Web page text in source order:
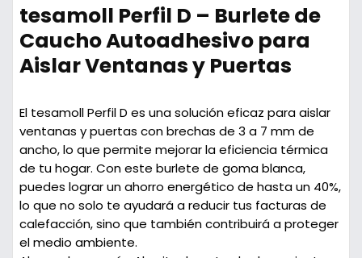
tesamoll Perfil D – Burlete de
Caucho Autoadhesivo para
Aislar Ventanas y Puertas
El tesamoll Perfil D es una solución eficaz para aislar
ventanas y puertas con brechas de 3 a 7 mm de
ancho, lo que permite mejorar la eficiencia térmica
de tu hogar. Con este burlete de goma blanca,
puedes lograr un ahorro energético de hasta un 40%,
lo que no solo te ayudará a reducir tus facturas de
calefacción, sino que también contribuirá a proteger
el medio ambiente.